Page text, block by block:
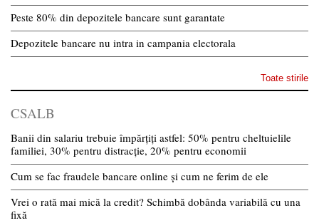
Peste 80% din depozitele bancare sunt garantate
Depozitele bancare nu intra in campania electorala
Toate stirile
CSALB
Banii din salariu trebuie împărțiți astfel: 50% pentru cheltuielile
familiei, 30% pentru distracție, 20% pentru economii
Cum se fac fraudele bancare online și cum ne ferim de ele
Vrei o rată mai mică la credit? Schimbă dobânda variabilă cu una
fixă